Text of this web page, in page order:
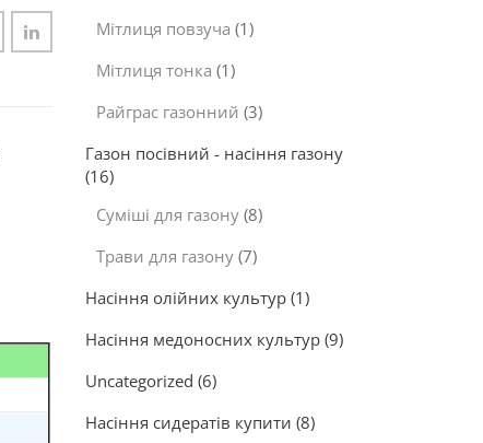
Мітлиця повзуча (1)
Мітлиця тонка (1)
Райграс газонний (3)
Газон посівний - насіння газону
(16)
Суміші для газону (8)
Трави для газону (7)
Насіння олійних культур (1)
Насіння медоносних культур (9)
Uncategorized (6)
Насіння сидератів купити (8)